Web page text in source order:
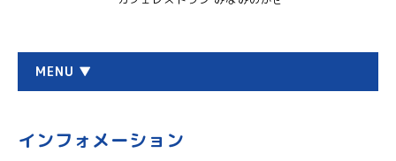
MENU ▼
インフォメーション